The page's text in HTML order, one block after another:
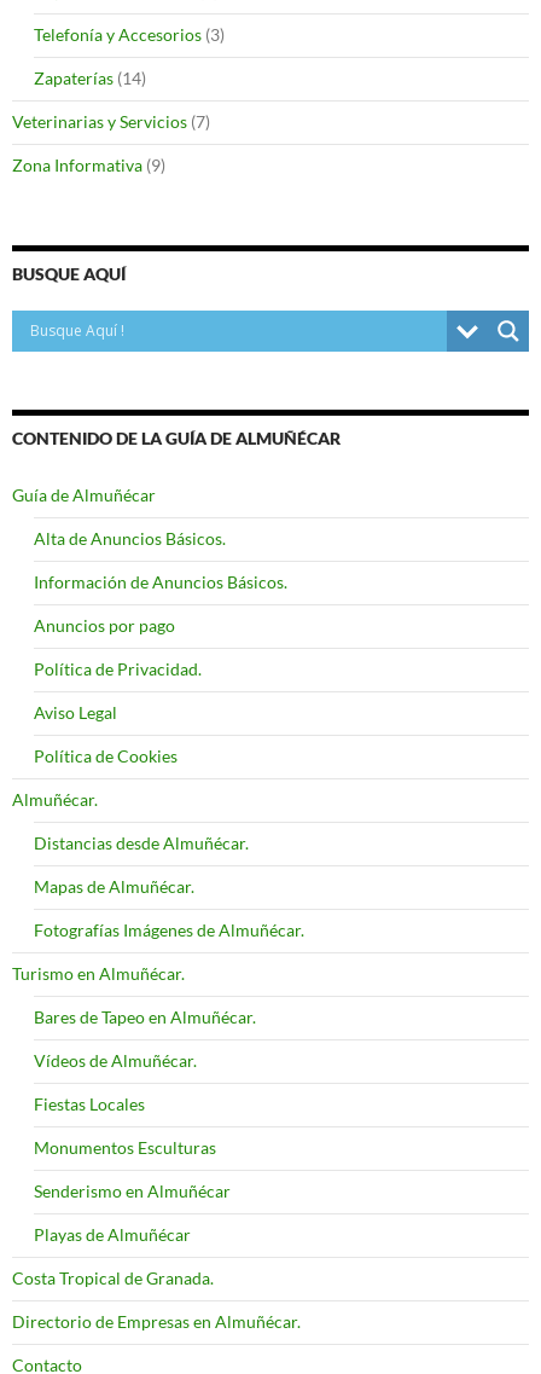
Telefonía y Accesorios (3)
Zapaterías (14)
Veterinarias y Servicios (7)
Zona Informativa (9)
BUSQUE AQUÍ
CONTENIDO DE LA GUÍA DE ALMUÑÉCAR
Guía de Almuñécar
Alta de Anuncios Básicos.
Información de Anuncios Básicos.
Anuncios por pago
Política de Privacidad.
Aviso Legal
Política de Cookies
Almuñécar.
Distancias desde Almuñécar.
Mapas de Almuñécar.
Fotografías Imágenes de Almuñécar.
Turismo en Almuñécar.
Bares de Tapeo en Almuñécar.
Vídeos de Almuñécar.
Fiestas Locales
Monumentos Esculturas
Senderismo en Almuñécar
Playas de Almuñécar
Costa Tropical de Granada.
Directorio de Empresas en Almuñécar.
Contacto